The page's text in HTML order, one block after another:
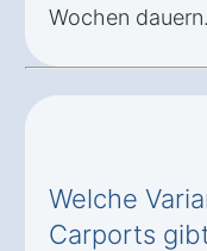
Wochen dauern.
Welche
Carports